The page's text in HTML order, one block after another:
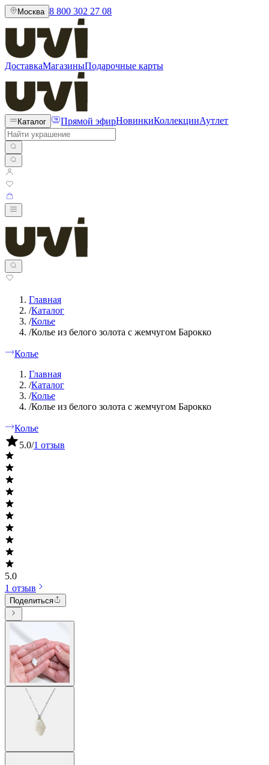
Москва 8 800 302 27 08
ДоставкаМагазиныПодарочные карты
Каталог Прямой эфирНовинкиКоллекцииАутлет
Главная
/Каталог
/Колье
/Колье из белого золота с жемчугом Барокко
Колье
Главная
/Каталог
/Колье
/Колье из белого золота с жемчугом Барокко
Колье
5.0/1 отзыв
5.0
1 отзыв
Поделиться